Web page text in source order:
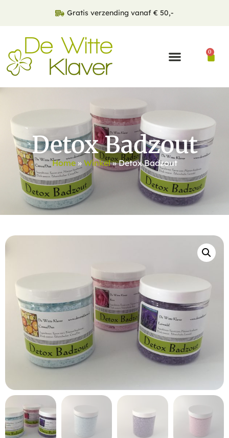
Gratis verzending vanaf € 50,-
0
Detox Badzout
Home» Winkel»Detox Badzout